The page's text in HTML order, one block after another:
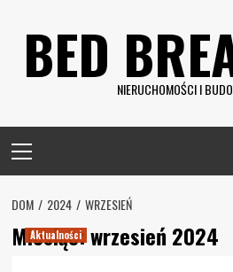
contentBED NIERUCHOMOŚCI I
Menu
DOM 2024 WRZESIEŃ
Miesiąc:wrzesień 2024
Aktualności